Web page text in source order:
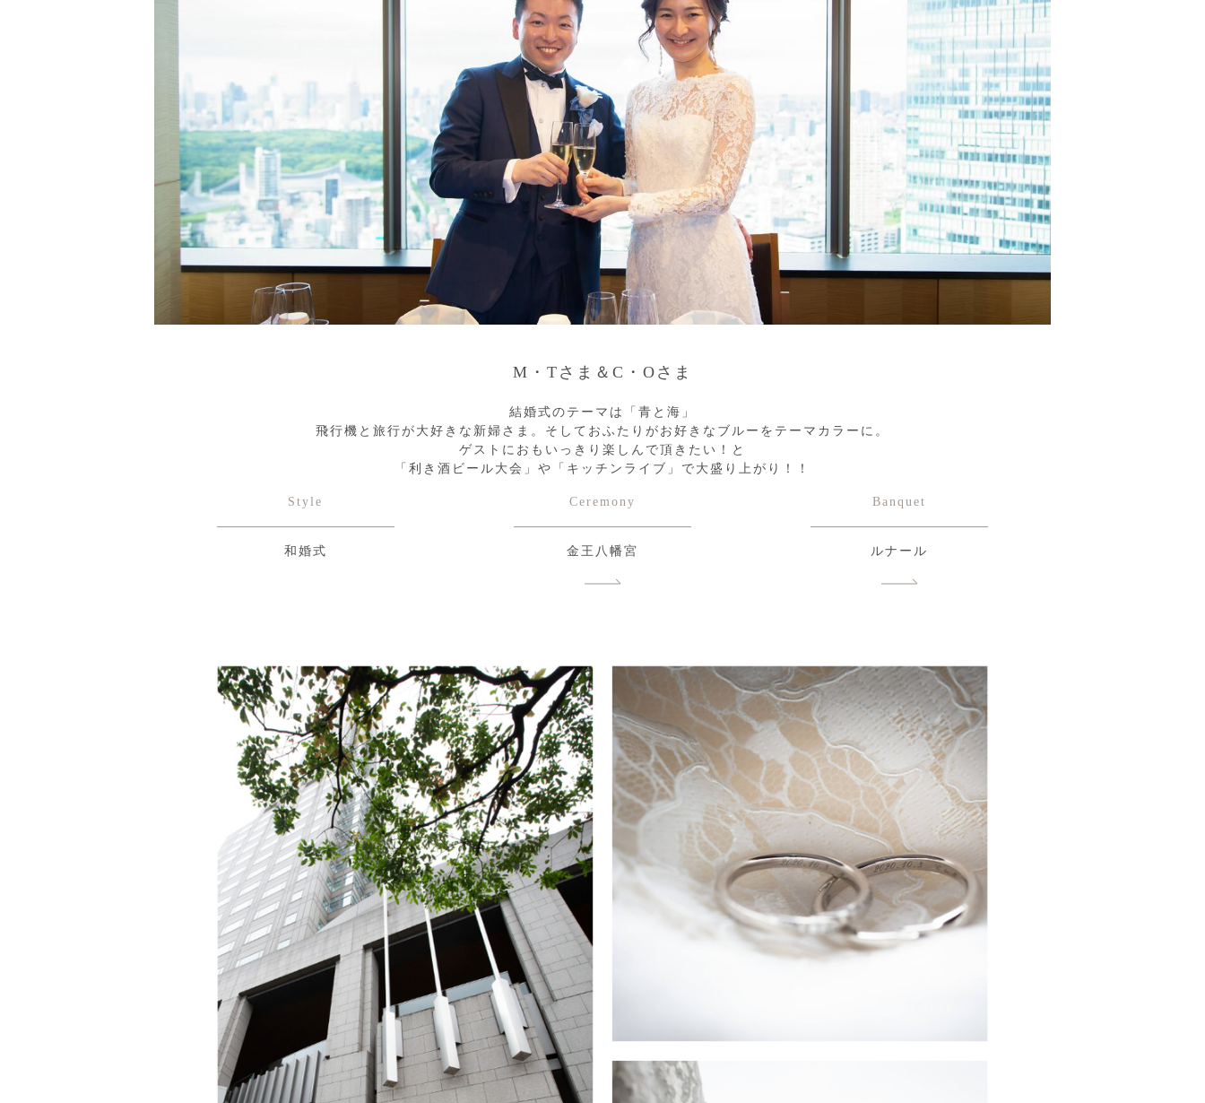
M・Tさま＆C・Oさま
結婚式のテーマは「青と海」
飛行機と旅行が大好きな新婦さま。そしておふたりがお好きなブルーをテーマカラーに。
ゲストにおもいっきり楽しんで頂きたい！と
「利き酒ビール大会」や「キッチンライブ」で大盛り上がり！！
Style
和婚式
Ceremony
金王八幡宮
Banquet
ルナール